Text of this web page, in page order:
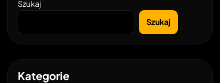
Szukaj
Szukaj
Kategorie